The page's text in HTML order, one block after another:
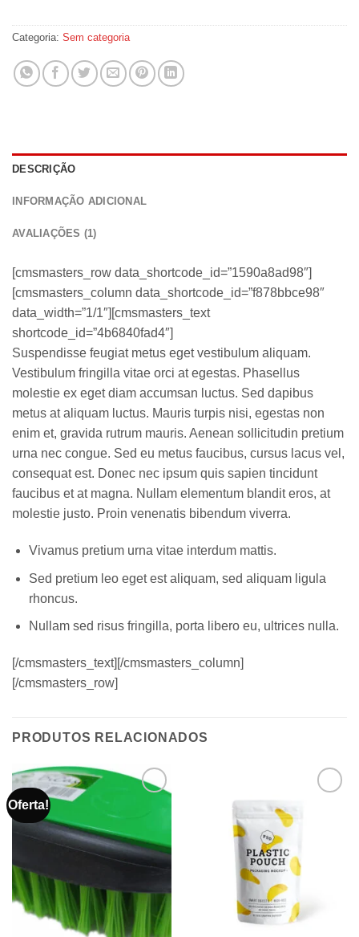
Categoria: Sem categoria
DESCRIÇÃO
INFORMAÇÃO ADICIONAL
AVALIAÇÕES (1)
[cmsmasters_row data_shortcode_id=”1590a8ad98″]
[cmsmasters_column data_shortcode_id=”f878bbce98″
data_width=”1/1″][cmsmasters_text
shortcode_id=”4b6840fad4″]
Suspendisse feugiat metus eget vestibulum aliquam.
Vestibulum fringilla vitae orci at egestas. Phasellus
molestie ex eget diam accumsan luctus. Sed dapibus
metus at aliquam luctus. Mauris turpis nisi, egestas non
enim et, gravida rutrum mauris. Aenean sollicitudin pretium
urna nec congue. Sed eu metus faucibus, cursus lacus vel,
consequat est. Donec nec ipsum quis sapien tincidunt
faucibus et at magna. Nullam elementum blandit eros, at
molestie justo. Proin venenatis bibendum viverra.
Vivamus pretium urna vitae interdum mattis.
Sed pretium leo eget est aliquam, sed aliquam ligula
rhoncus.
Nullam sed risus fringilla, porta libero eu, ultrices nulla.
[/cmsmasters_text][/cmsmasters_column]
[/cmsmasters_row]
PRODUTOS RELACIONADOS
Oferta!